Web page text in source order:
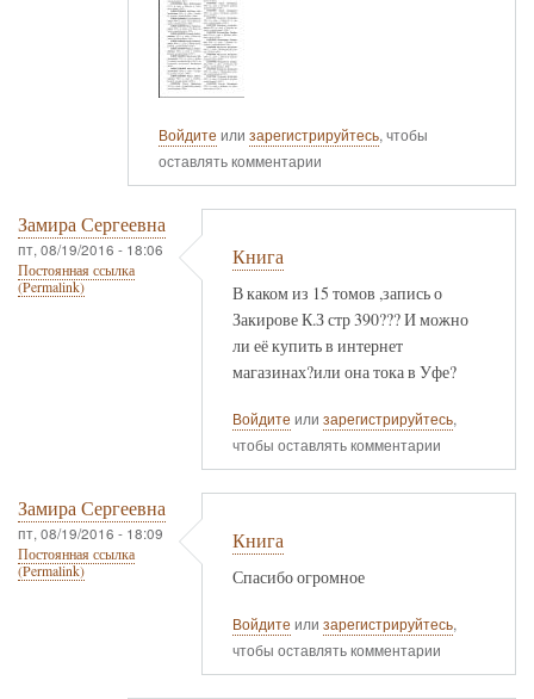
Войдите или зарегистрируйтесь, чтобы
оставлять комментарии
Замира Сергеевна
пт, 08/19/2016 - 18:06
Постоянная ссылка
(Permalink)
Книга
В каком из 15 томов ,запись о
Закирове К.З стр 390??? И можно
ли её купить в интернет
магазинах?или она тока в Уфе?
Войдите или зарегистрируйтесь,
чтобы оставлять комментарии
Замира Сергеевна
пт, 08/19/2016 - 18:09
Постоянная ссылка
(Permalink)
Книга
Спасибо огромное
Войдите или зарегистрируйтесь,
чтобы оставлять комментарии